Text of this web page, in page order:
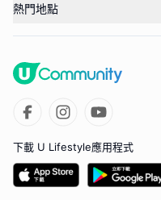
熱門地點
下載 U Lifestyle應用程式